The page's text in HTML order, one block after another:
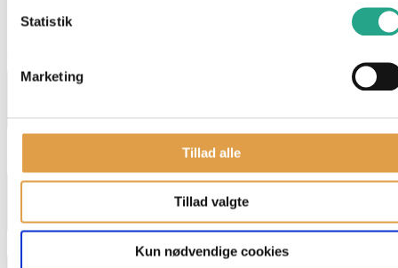
Statistik
Marketing
Tillad alle
Tillad valgte
Kun nødvendige cookies
Dette felt er skjult, når du får vist formularen